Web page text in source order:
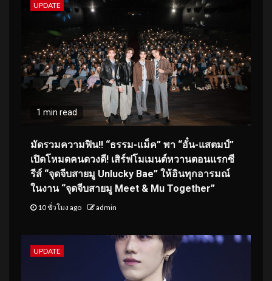
UPDATE
1 min read
มัดรวมความฟิน!! “ธรรม-แม็ค” พา “อั๋น-แสตมป์”
เปิดโหมดคนดวงดี! เสิร์ฟโมเมนต์หวานตอนแรกซี
รีส์ “จุดจีบสายมู Unlucky Bae” ให้อินทุกอารมณ์
ในงาน “จุดจีบสายมู Meet & Mu Together”
10 ชั่วโมง ago admin
UPDATE